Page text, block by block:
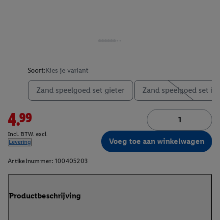
Soort:Kies je variant
Zand speelgoed set gieter Zand speelgoed set ijs
4.99
Incl. BTW. excl.
Levering
Voeg toe aan winkelwagen
Artikelnummer: 100405203
Productbeschrijving